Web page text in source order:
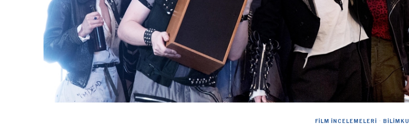
FILM İNCELEMELERI ·